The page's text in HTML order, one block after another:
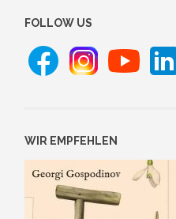
FOLLOW US
WIR EMPFEHLEN